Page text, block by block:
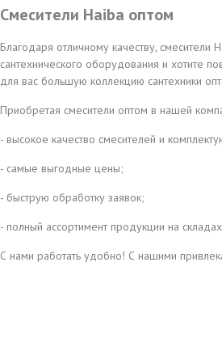
Смесители Haiba оптом
Благодаря отличному качеству,
сантехнического оборудования и хотите
для вас большую коллекцию сантехники
Приобретая смесители оптом в нашей
- высокое качество смесителей и
- самые выгодные цены;
- быструю обработку заявок;
- полный ассортимент продукции на
С нами работать удобно! С нашими